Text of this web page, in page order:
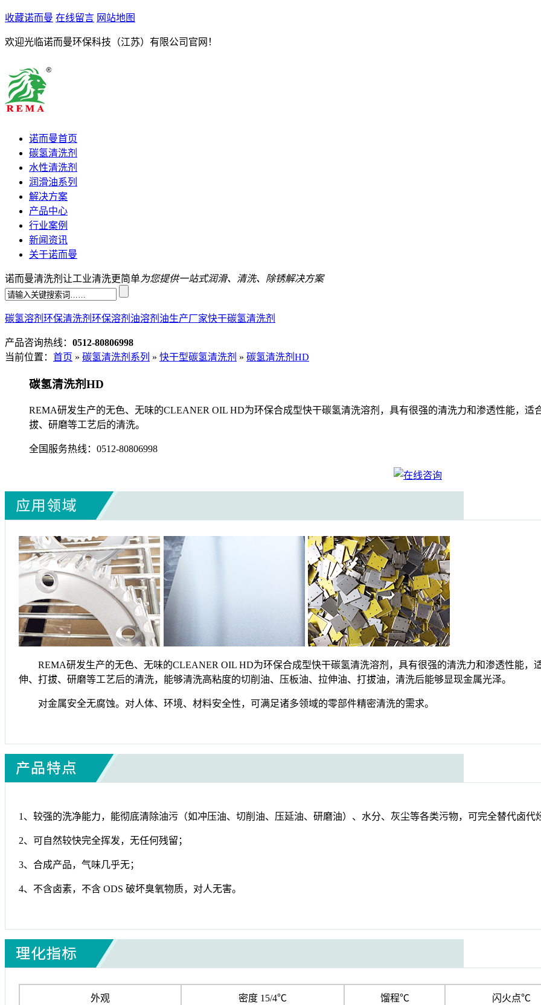
收藏诺而曼 在线留言 网站地图
欢迎光临诺而曼环保科技（江苏）有限公司官网！
诺而曼首页
碳氢清洗剂
水性清洗剂
润滑油系列
解决方案
产品中心
行业案例
新闻资讯
关于诺而曼
诺而曼清洗剂让工业清洗更简单为您提供一站式润滑、清洗、除锈解决方案
碳氢溶剂 环保清洗剂 环保溶剂油溶剂油生产厂家快干碳氢清洗剂
产品咨询热线： 0512-80806998
当前位置： 首页 » 碳氢清洗剂系列 » 快干型碳氢清洗剂 » 碳氢清洗剂HD
碳氢清洗剂HD
REMA研发生产的无色、无味的CLEANER OIL HD为环保合成型快干碳氢清洗溶剂，具有很强的清洗力和渗透性能，
拔、研磨等工艺后的清洗。
全国服务热线： 0512-80806998
REMA研发生产的无色、无味的CLEANER OIL HD为环保合成型快干碳氢清洗溶剂，具有很强的清洗力和渗透性能
伸、打拔、研磨等工艺后的清洗，能够清洗高粘度的切削油、压板油、拉伸油、打拔油，清洗后能够显现金属光泽。
对金属安全无腐蚀。对人体、环境、材料安全性，可满足诸多领域的零部件精密清洗的需求。
1、较强的洗净能力，能彻底清除油污（如冲压油、切削油、压延油、研磨油）、水分、灰尘等各类污物，可完全替代卤代
2、可自然较快完全挥发，无任何残留；
3、合成产品，气味几乎无；
4、不含卤素，不含 ODS 破坏臭氧物质，对人无害。
外观 密度 15/4℃ 馏程℃ 闪火点℃